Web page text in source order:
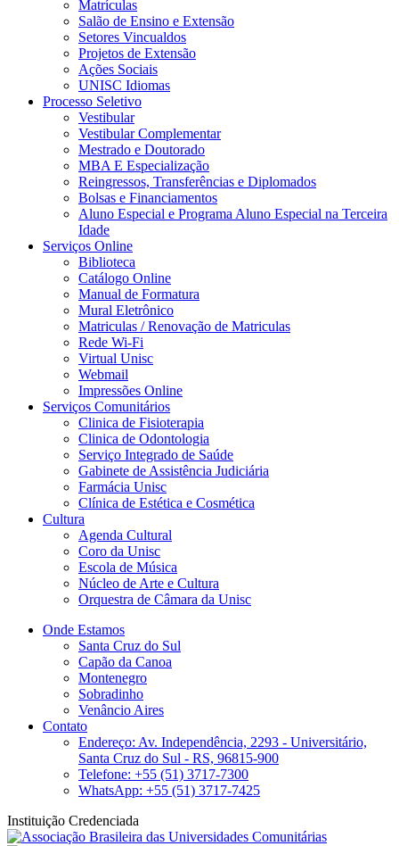
Matrículas
Salão de Ensino e Extensão
Setores Vincualdos
Projetos de Extensão
Ações Sociais
UNISC Idiomas
Processo Seletivo
Vestibular
Vestibular Complementar
Mestrado e Doutorado
MBA E Especialização
Reingressos, Transferências e Diplomados
Bolsas e Financiamentos
Aluno Especial e Programa Aluno Especial na Terceira
Idade
Serviços Online
Biblioteca
Catálogo Online
Manual de Formatura
Mural Eletrônico
Matriculas / Renovação de Matriculas
Rede Wi-Fi
Virtual Unisc
Webmail
Impressões Online
Serviços Comunitários
Clinica de Fisioterapia
Clinica de Odontologia
Serviço Integrado de Saúde
Gabinete de Assistência Judiciária
Farmácia Unisc
Clínica de Estética e Cosmética
Cultura
Agenda Cultural
Coro da Unisc
Escola de Música
Núcleo de Arte e Cultura
Orquestra de Câmara da Unisc
Onde Estamos
Santa Cruz do Sul
Capão da Canoa
Montenegro
Sobradinho
Venâncio Aires
Contato
Endereço: Av. Independência, 2293 - Universitário,
Santa Cruz do Sul - RS, 96815-900
Telefone: +55 (51) 3717-7300
WhatsApp: +55 (51) 3717-7425
Instituição Credenciada